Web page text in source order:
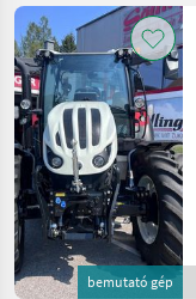
bemutató gép